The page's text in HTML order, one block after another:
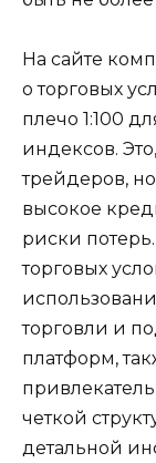
На сайте
о торговых
плечо 1:100
индексов.
трейдеров,
высокое
риски
торговых
торговли и
платформ,
четкой
детальной